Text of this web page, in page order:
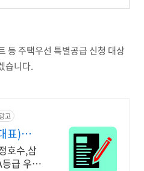
등 주택우선 특별공급 신청 대상
습니다.
고
표)
호수,삼
급 우암